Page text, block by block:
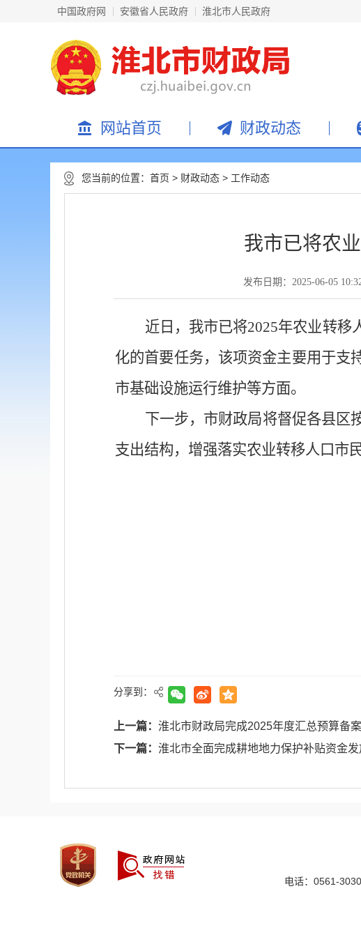
中国政府网 安徽省人民政府 淮北市人民政府
网站首页 财政动态
您当前的位置： 首页 > 财政动态 > 工作动态
我市已将农
发布日期：2025-06-05
近日，我市已将2025年农业转移
化的首要任务，该项资金主要用于支
市基础设施运行维护等方面。
下一步，市财政局将督促各县区
支出结构，增强落实农业转移人口市
分享到：
上一篇： 淮北市财政局完成2025年度汇总预算备
下一篇： 淮北市全面完成耕地地力保护补贴资金
电话：0561-